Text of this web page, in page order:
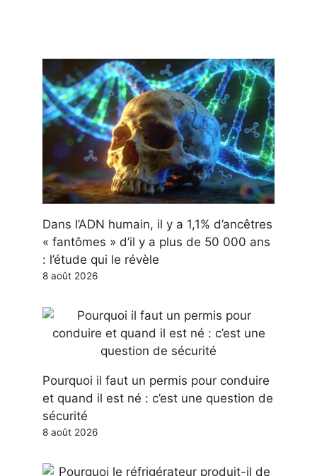
Dans l’ADN humain, il y a 1,1% d’ancêtres
« fantômes » d’il y a plus de 50 000 ans
: l’étude qui le révèle
8 août 2026
Pourquoi il faut un permis pour conduire
et quand il est né : c’est une question de
sécurité
8 août 2026